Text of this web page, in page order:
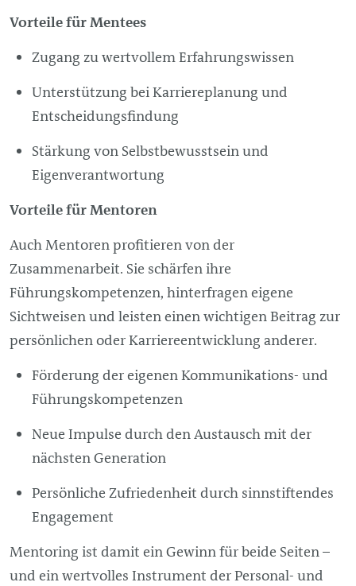
Vorteile für Mentees
Zugang zu wertvollem Erfahrungswissen
Unterstützung bei Karriereplanung und
Entscheidungsfindung
Stärkung von Selbstbewusstsein und
Eigenverantwortung
Vorteile für Mentoren
Auch Mentoren profitieren von der
Zusammenarbeit. Sie schärfen ihre
Führungskompetenzen, hinterfragen eigene
Sichtweisen und leisten einen wichtigen Beitrag zur
persönlichen oder Karriereentwicklung anderer.
Förderung der eigenen Kommunikations- und
Führungskompetenzen
Neue Impulse durch den Austausch mit der
nächsten Generation
Persönliche Zufriedenheit durch sinnstiftendes
Engagement
Mentoring ist damit ein Gewinn für beide Seiten –
und ein wertvolles Instrument der Personal- und